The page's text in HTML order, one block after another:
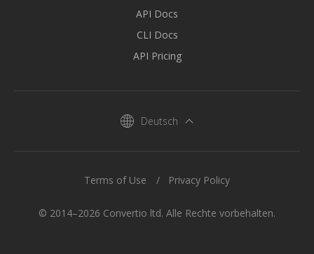
API Docs
CLI Docs
API Pricing
Deutsch
© 2014–2026 Convertio ltd. Alle Rechte vorbehalten.
Terms of Use Privacy Policy